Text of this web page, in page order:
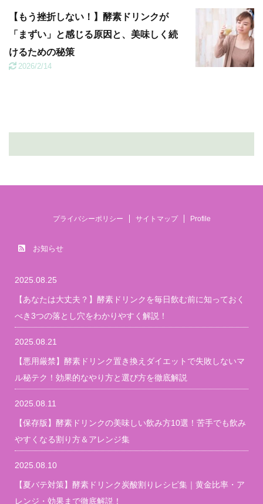
【もう挫折しない！】酵素ドリンクが
「まずい」と感じる原因と、美味しく続
けるための秘策
2026/2/14
プライバシーポリシー サイトマップ Profile
お知らせ
2025.08.25
【あなたは大丈夫？】酵素ドリンクを毎日飲む前に知っておく
べき3つの落とし穴をわかりやすく解説！
2025.08.21
【悪用厳禁】酵素ドリンク置き換えダイエットで失敗しないマ
ル秘テク！効果的なやり方と選び方を徹底解説
2025.08.11
【保存版】酵素ドリンクの美味しい飲み方10選！苦手でも飲み
やすくなる割り方＆アレンジ集
2025.08.10
【夏バテ対策】酵素ドリンク炭酸割りレシピ集｜黄金比率・ア
レンジ・効果まで徹底解説！